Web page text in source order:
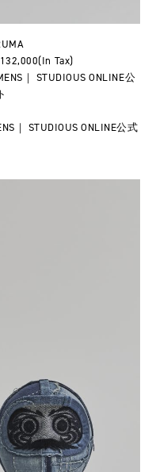
Tax)
｜ STUDIOUS ONLINE公
｜ STUDIOUS ONLINE公式